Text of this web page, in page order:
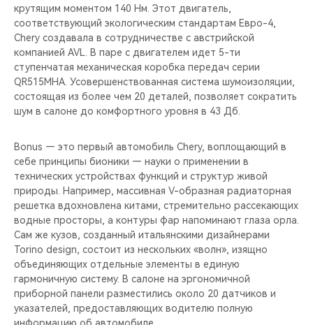
крутящим моментом 140 Нм. Этот двигатель,
соответствующий экологическим стандартам Евро-4,
Chery создавала в сотрудничестве с австрийской
компанией AVL. В паре с двигателем идет 5-ти
ступенчатая механическая коробка передач серии
QR515MHA. Усовершенствованная система шумоизоляции,
состоящая из более чем 20 деталей, позволяет сократить
шум в салоне до комфортного уровня в 43 Дб.
Bonus — это первый автомобиль Chery, воплощающий в
себе принципы бионики — науки о применении в
технических устройствах функций и структур живой
природы. Например, массивная V-образная радиаторная
решетка вдохновлена китами, стремительно рассекающих
водные просторы, а контуры фар напоминают глаза орла.
Сам же кузов, созданный итальянскими дизайнерами
Torino design, состоит из нескольких «волн», изящно
объединяющих отдельные элементы в единую
гармоничную систему. В салоне на эргономичной
приборной панели разместились около 20 датчиков и
указателей, предоставляющих водителю полную